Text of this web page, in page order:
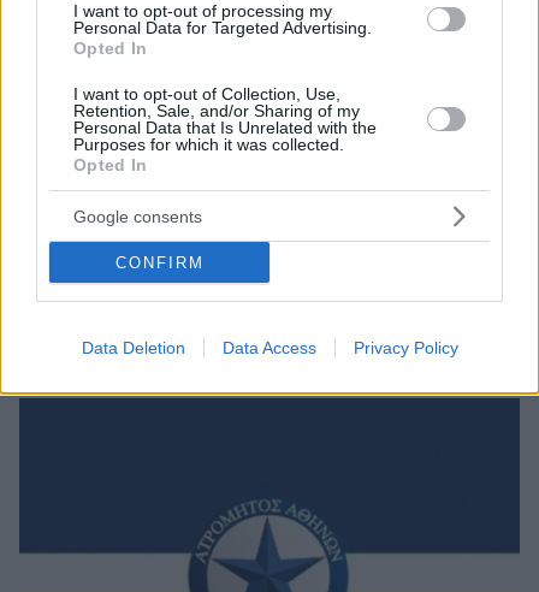
I want to opt-out of processing my
Personal Data for Targeted Advertising.
Opted In
I want to opt-out of Collection, Use,
Retention, Sale, and/or Sharing of my
Personal Data that Is Unrelated with the
Purposes for which it was collected.
Opted In
Google consents
CONFIRM
Data Deletion Data Access Privacy Policy
Ποιος είναι ο 17χρονος αμυντικός Χρήστος Αλεξίου που
αγόρασε η Ιντερ
Διαβάστε το who is who του νεαρού αμυντικού που
απέκτησε η Ιντερ από τον Ατρόμητο και το κόστος
της μεταγραφής του μπορεί να φτάσει το 1.000.000
04.07.2022, 15:12